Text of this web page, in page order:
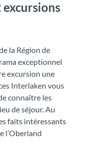
la Région de
exceptionnel
excursion une
Interlaken vous
connaître les
de séjour. Au
faits intéressants
l’Oberland